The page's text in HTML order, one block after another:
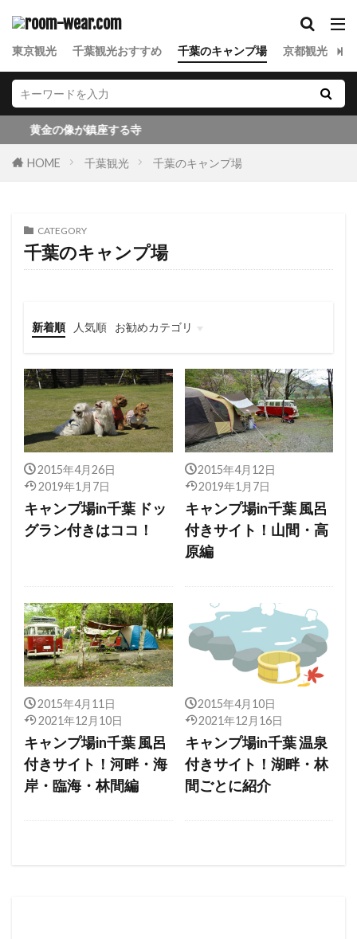
東京観光 千葉観光おすすめ 千葉のキャンプ場 京都観光
黄金の像が鎮座する寺
HOME 千葉観光 千葉のキャンプ場
CATEGORY
千葉のキャンプ場
新着順 人気順 お勧めカテゴリ
2015年4月26日
2019年1月7日
キャンプ場in千葉 ドッ
グラン付きはココ！
2015年4月12日
2019年1月7日
キャンプ場in千葉 風呂
付きサイト！山間・高
原編
2015年4月11日
2021年12月10日
キャンプ場in千葉 風呂
付きサイト！河畔・海
岸・臨海・林間編
2015年4月10日
2021年12月16日
キャンプ場in千葉 温泉
付きサイト！湖畔・林
間ごとに紹介